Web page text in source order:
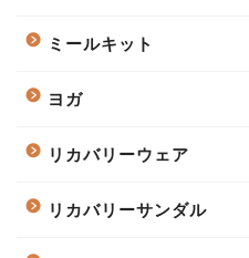
ミールキット
ヨガ
リカバリーウェア
リカバリーサンダル